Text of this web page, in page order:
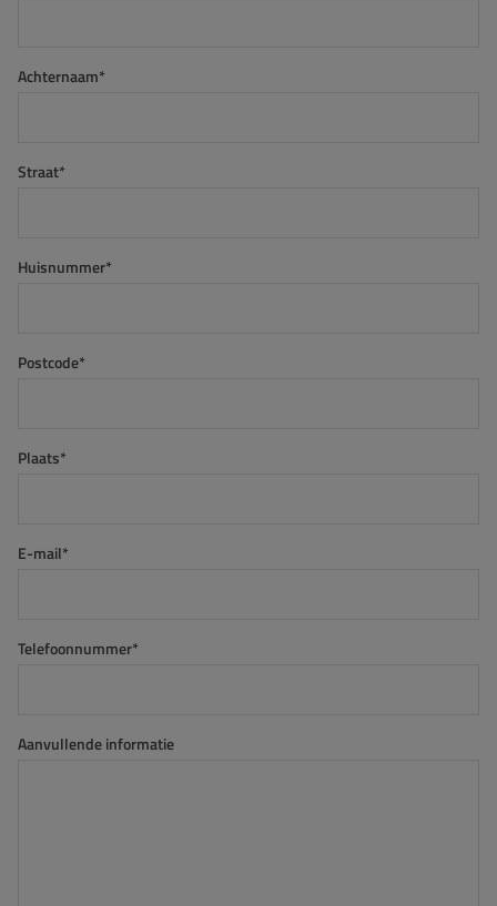
Achternaam*
Straat*
Huisnummer*
Postcode*
Plaats*
E-mail*
Telefoonnummer*
Aanvullende informatie